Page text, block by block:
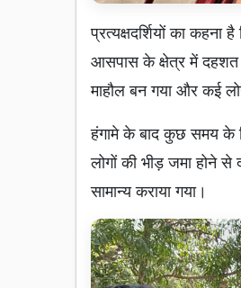
प्रत्यक्षदर्शियों का
आसपास के क्षेत्र में दहशत
माहौल बन गया और कई
हंगामे के बाद कुछ समय के
लोगों की भीड़ जमा होने से
सामान्य कराया गया।